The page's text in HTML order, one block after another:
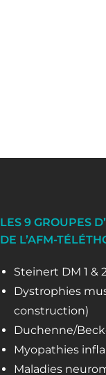
LES 9 GROUPES
DE L’AFM-
Steinert DM 1 &
Dystrophies
construction)
Duchenne/
Myopathies
Maladies